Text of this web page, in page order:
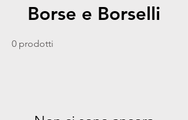
Borse e Borselli
0 prodotti